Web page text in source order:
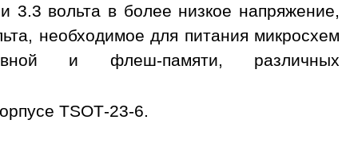
3.3 вольта в более низкое напряжение,
необходимое для питания микросхем
и флеш-памяти, различных
TSOT-23-6.